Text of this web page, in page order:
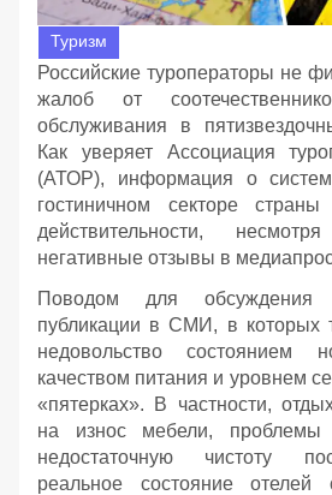
Туризм
Российские туроператоры не
жалоб от
обслуживания в
Как уверяет Ассоциация
(АТОР), информация о
гостиничном секторе страны
действительности,
негативные отзывы в
Поводом для обсуждения
публикации в СМИ, в которых
недовольство состоянием
качеством питания и уровнем
«пятерках». В частности,
на износ мебели, проблемы
недостаточную чистоту
реальное состояние